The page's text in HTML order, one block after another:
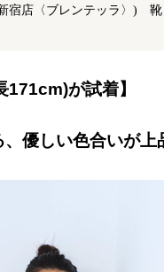
宿店〈ブレンテッラ〉)
が試着】
優しい色合いが上